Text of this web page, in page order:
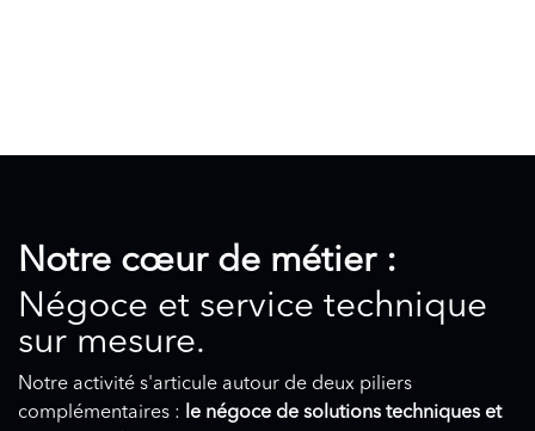
Notre cœur de métier :
Négoce et service technique
sur mesure.
Notre activité s'articule autour de deux piliers
complémentaires : le négoce de solutions techniques et